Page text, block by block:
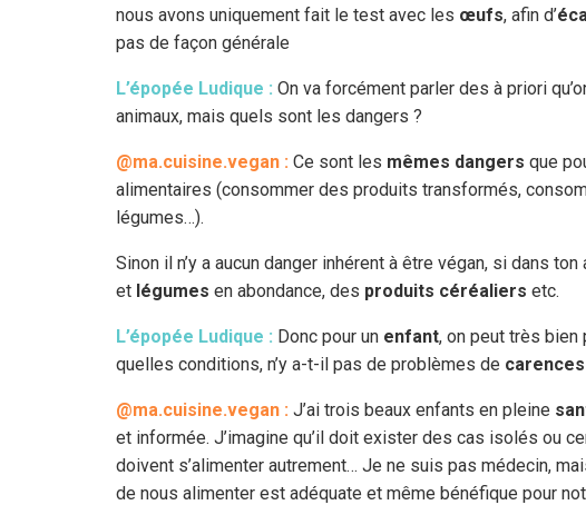
nous avons uniquement fait le test avec les œufs, afin d’
pas de façon générale
L’épopée Ludique : On va forcément parler des à priori
animaux, mais quels sont les dangers ?
@ma.cuisine.vegan : Ce sont les mêmes dangers que
alimentaires (consommer des produits transformés,
légumes…).
Sinon il n’y a aucun danger inhérent à être végan, si dans
et légumes en abondance, des produits céréaliers etc.
L’épopée Ludique : Donc pour un enfant, on peut très bien
quelles conditions, n’y a-t-il pas de problèmes de carences
@ma.cuisine.vegan : J’ai trois beaux enfants en pleine
et informée. J’imagine qu’il doit exister des cas isolés ou
doivent s’alimenter autrement… Je ne suis pas médecin,
de nous alimenter est adéquate et même bénéfique pour